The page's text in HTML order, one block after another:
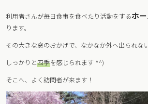
利用者さんが毎日食事を食べたり活動をするホ
ります。
その大きな窓のおかげで、なかなか外へ出られな
しっかりと四季を感じられます ^^)
そこへ、よく訪問者が来ます！